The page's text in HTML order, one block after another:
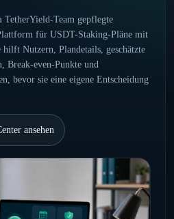
Team gepflegte
für USDT-Staking-Pläne mit
Nutzern, Plandetails, geschätzte
Break-even-Punkte und
bevor sie eine eigene Entscheidung
ansehen